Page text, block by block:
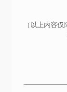
（以上内容